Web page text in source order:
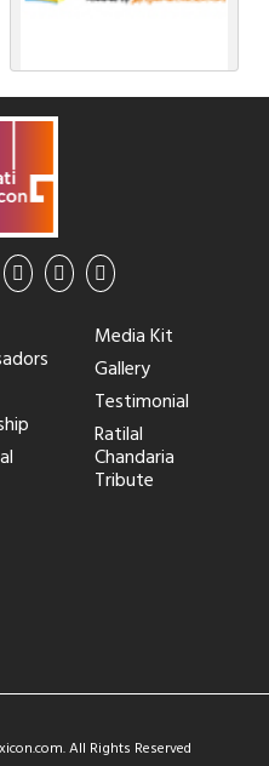
Media Kit
Gallery
Testimonial
Ratilal
Chandaria
Tribute
. All Rights Reserved